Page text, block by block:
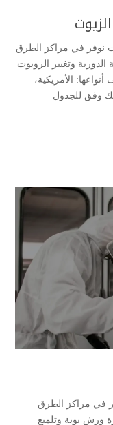
نوفر في مراكز الطرق
وتغيير الزويوت
الأمريكية،
وفق للجدول
في مراكز الطرق
ورش بوية وتلميع